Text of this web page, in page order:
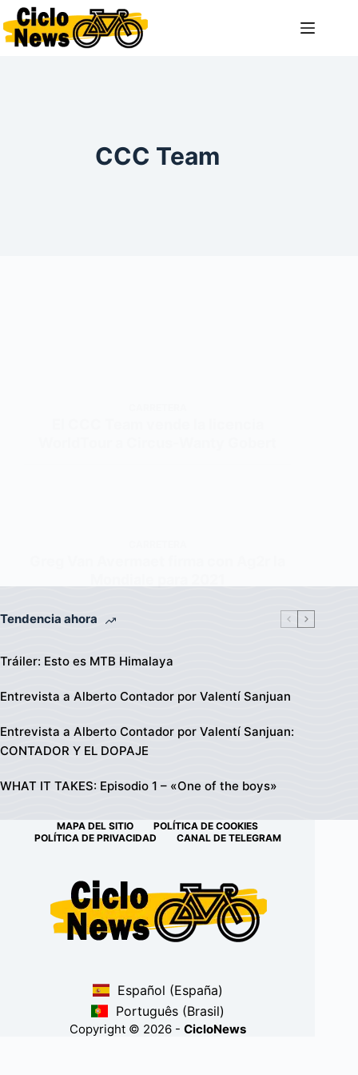
Saltar
al
contenido
CCC Team
Tendencia ahora
Tráiler: Esto es MTB Himalaya
Entrevista a Alberto Contador por Valentí Sanjuan
Entrevista a Alberto Contador por Valentí Sanjuan:
CONTADOR Y EL DOPAJE
WHAT IT TAKES: Episodio 1 – «One of the boys»
MAPA DEL SITIO
POLÍTICA DE COOKIES
POLÍTICA DE PRIVACIDAD
CANAL DE TELEGRAM
Español (España)
Português (Brasil)
Copyright © 2026 - CicloNews